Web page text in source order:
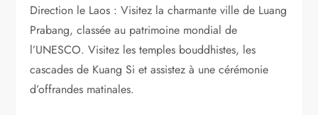
Direction le Laos : Visitez la charmante ville de Luang
Prabang, classée au patrimoine mondial de
l’UNESCO. Visitez les temples bouddhistes, les
cascades de Kuang Si et assistez à une cérémonie
d’offrandes matinales.